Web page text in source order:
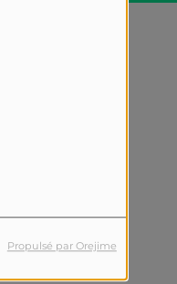
Propulsé par Orejime